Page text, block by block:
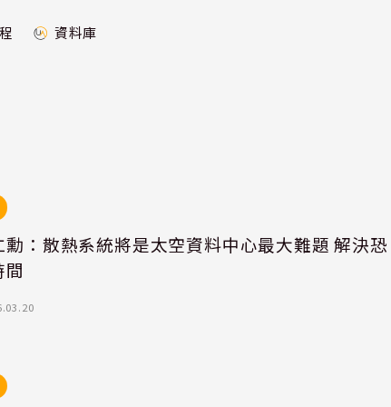
資料庫
勳：散熱系統將是太空資料中心最大難題 解決恐
間